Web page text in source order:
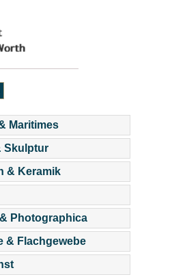
Maritimes
Skulptur
& Keramik
Photographica
& Flachgewebe